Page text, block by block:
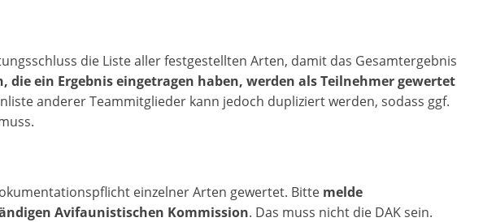
die Liste aller festgestellten Arten, damit das Gesamtergebnis
die ein Ergebnis eingetragen haben, werden als Teilnehmer gewertet
anderer Teammitglieder kann jedoch dupliziert werden, sodass ggf.
einzelner Arten gewertet. Bitte melde
Avifaunistischen Kommission. Das muss nicht die DAK sein.